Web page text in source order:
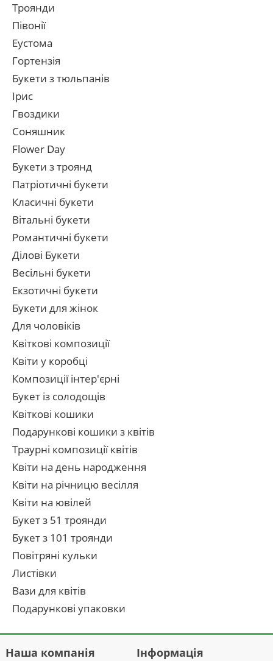
Троянди
Півонії
Еустома
Гортензія
Букети з тюльпанів
Ірис
Гвоздики
Соняшник
Flower Day
Букети з троянд
Патріотичні букети
Класичні букети
Вітальні букети
Романтичні букети
Ділові Букети
Весільні букети
Екзотичні букети
Букети для жінок
Для чоловіків
Квіткові композиції
Квіти у коробці
Композиції інтер'єрні
Букет із солодощів
Квіткові кошики
Подарункові кошики з квітів
Траурні композиції квітів
Квіти на день народження
Квіти на річницю весілля
Квіти на ювілей
Букет з 51 троянди
Букет з 101 троянди
Повітряні кульки
Листівки
Вази для квітів
Подарункові упаковки
Наша компанія Інформація